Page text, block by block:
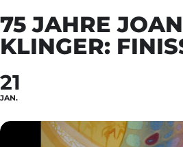
75 JAHRE
KLINGER:
21
JAN.